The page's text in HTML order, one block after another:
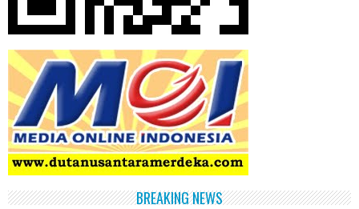
BREAKING NEWS